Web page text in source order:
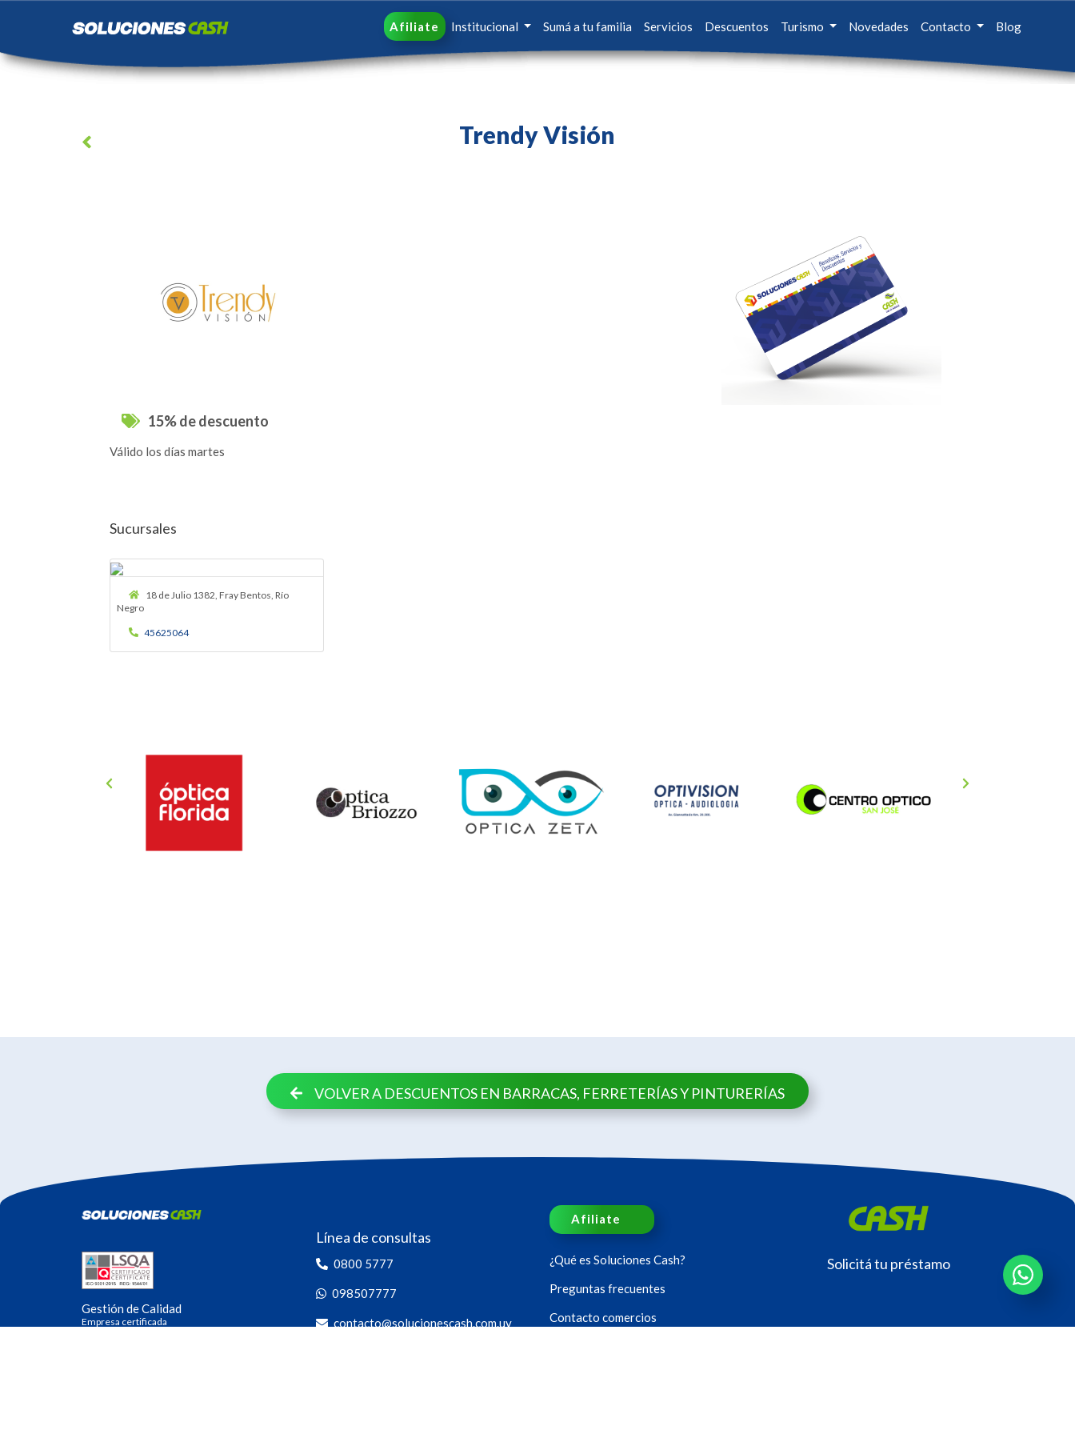
Afiliate Institucional Sumá a tu familia Servicios Descuentos Turismo Novedades Contacto Blog
Trendy Visión
15% de descuento
Válido los días martes
Sucursales
18 de Julio 1382, Fray Bentos, Río
Negro
45625064
VOLVER A DESCUENTOS EN BARRACAS, FERRETERÍAS Y PINTURERÍAS
Gestión de Calidad
Empresa certificada
Línea de consultas
0800 5777
098507777
contacto@solucionescash.com.uy
Afiliate
¿Qué es Soluciones Cash?
Preguntas frecuentes
Contacto comercios
Solicitá tu préstamo